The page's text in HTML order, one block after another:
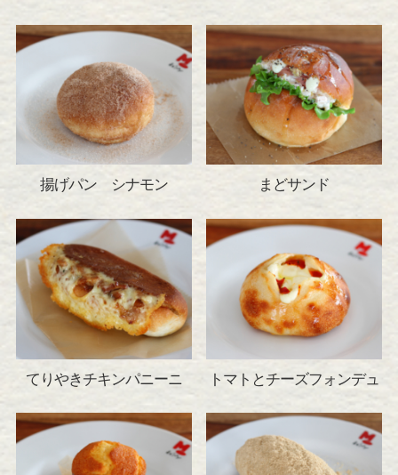
揚げパン シナモン まどサンド
てりやきチキンパニーニ トマトとチーズフォンデュ